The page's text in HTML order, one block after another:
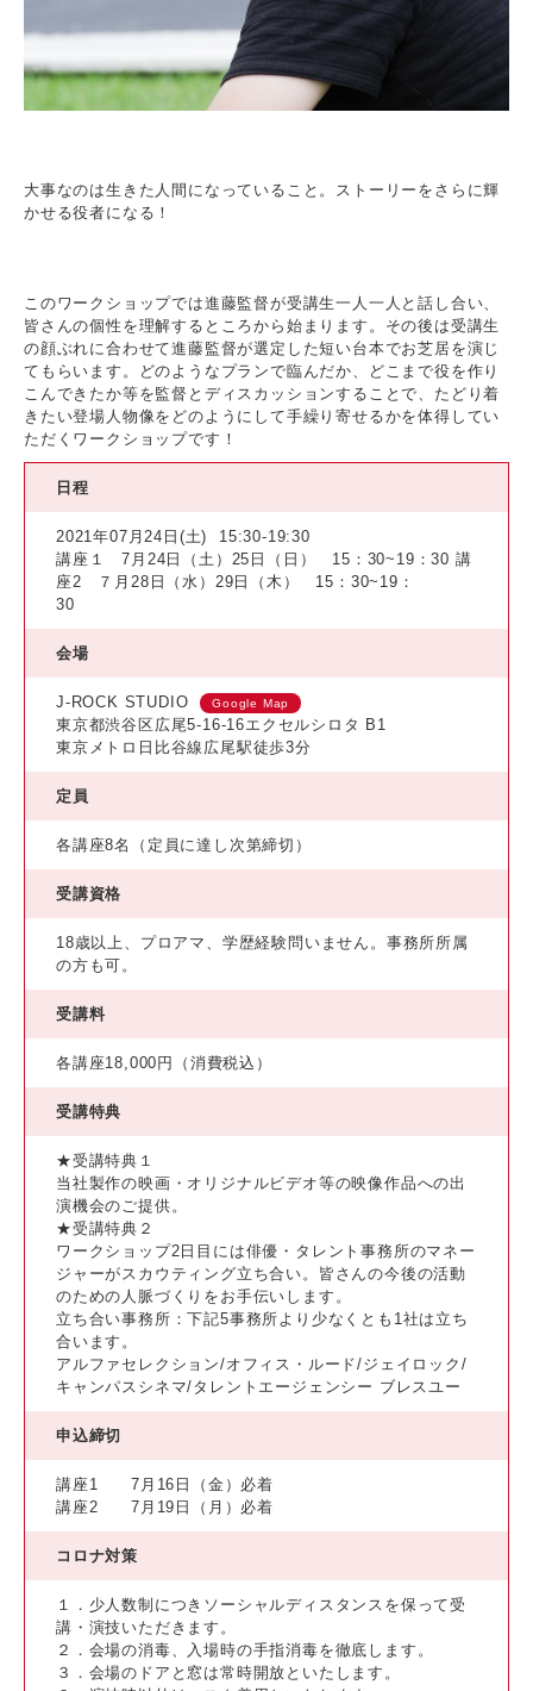
大事なのは生きた人間になっていること。ストーリーをさらに輝
かせる役者になる！
このワークショップでは進藤監督が受講生一人一人と話し合い、
皆さんの個性を理解するところから始まります。その後は受講生
の顔ぶれに合わせて進藤監督が選定した短い台本でお芝居を演じ
てもらいます。どのようなプランで臨んだか、どこまで役を作り
こんできたか等を監督とディスカッションすることで、たどり着
きたい登場人物像をどのようにして手繰り寄せるかを体得してい
ただくワークショップです！
日程
2021年07月24日(土)
15:30-19:30
講座１ 7月24日（土）25日（日） 15：30~19：30 講
座2 ７月28日（水）29日（木） 15：30~19：
30
会場
J-ROCK STUDIO Google Map
東京都渋谷区広尾5-16-16エクセルシロタ B1
東京メトロ日比谷線広尾駅徒歩3分
定員
各講座8名（定員に達し次第締切）
受講資格
18歳以上、プロアマ、学歴経験問いません。事務所所属
の方も可。
受講料
各講座18,000円（消費税込）
受講特典
★受講特典１
当社製作の映画・オリジナルビデオ等の映像作品への出
演機会のご提供。
★受講特典２
ワークショップ2日目には俳優・タレント事務所のマネー
ジャーがスカウティング立ち合い。皆さんの今後の活動
のための人脈づくりをお手伝いします。
立ち合い事務所：下記5事務所より少なくとも1社は立ち
合います。
アルファセレクション/オフィス・ルード/ジェイロック/
キャンパスシネマ/タレントエージェンシー ブレスユー
申込締切
講座1 7月16日（金）必着
講座2 7月19日（月）必着
コロナ対策
１．少人数制につきソーシャルディスタンスを保って受
講・演技いただきます。
２．会場の消毒、入場時の手指消毒を徹底します。
３．会場のドアと窓は常時開放といたします。